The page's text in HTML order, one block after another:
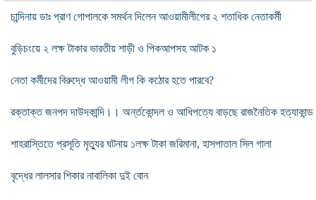
চান্দিনায় ডাঃ প্রাণ গোপালকে সমর্থন দিলেন আওয়ামীলীগের ২ শতাধিক নেতাকর্মী
বুড়িচংয়ে ২ লক্ষ টাকার ভারতীয় শাড়ী ও পিকআপসহ আটক ১
নেতা কর্মীদের বিরুদ্ধে আওয়ামী লীগ কি কঠোর হতে পারবে?
রক্তাক্ত জনপদ দাউদকান্দি।। অর্ন্তকোন্দল ও আধিপত্যে বাড়ছে রাজনৈতিক হত্যাকান্ড
শাহরাস্তিতে প্রসূতি মৃত্যুর ঘটনায় ১লক্ষ টাকা জরিমানা, হাসপাতাল সিল গালা
বৃদ্ধের লালসার শিকার নাবালিকা দুই বোন